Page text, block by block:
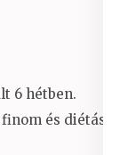
6 hétben.
és diétás